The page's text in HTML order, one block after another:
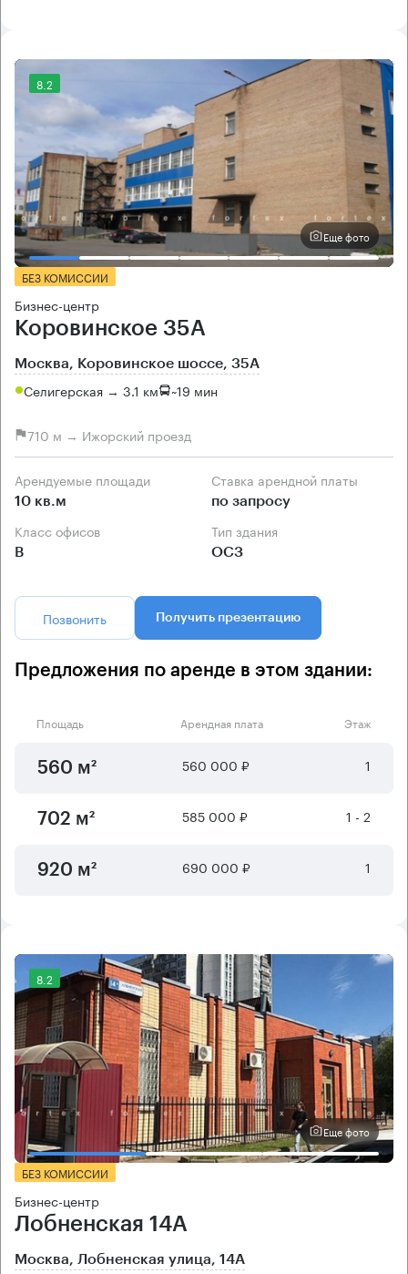
8.2
Еще фото
БЕЗ КОМИССИИ
Бизнес-центр
Коровинское 35А
Москва, Коровинское шоссе, 35А
Селигерская → 3.1 км ~19 мин
710 м → Ижорский проезд
Арендуемые площади
10 кв.м
Ставка арендной платы
по запросу
Класс офисов
B
Тип здания
ОСЗ
Позвонить Получить презентацию
Предложения по аренде в этом здании:
Площадь Арендная плата Этаж
560 м² 560 000 ₽ 1
702 м² 585 000 ₽ 1 - 2
920 м² 690 000 ₽ 1
8.2
Еще фото
БЕЗ КОМИССИИ
Бизнес-центр
Лобненская 14А
Москва, Лобненская улица, 14А